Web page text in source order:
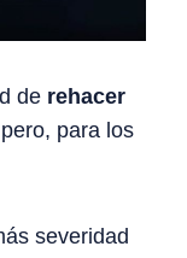
de rehacer
para los
severidad